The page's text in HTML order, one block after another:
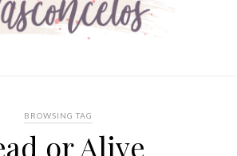
BROWSING TAG
or Alive